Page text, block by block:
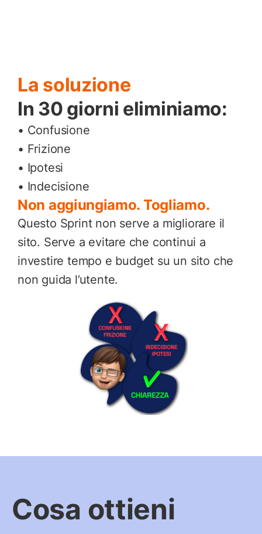
La soluzione
In 30 giorni eliminiamo:
• Confusione
• Frizione
• Ipotesi
• Indecisione
Non aggiungiamo. Togliamo.
Questo Sprint non serve a migliorare il
sito. Serve a evitare che continui a
investire tempo e budget su un sito che
non guida l’utente.
Cosa ottieni